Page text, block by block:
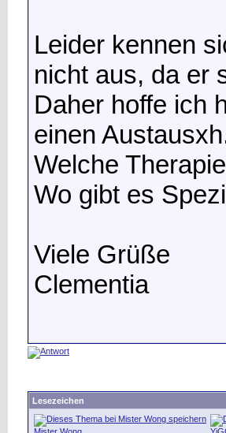
Leider kennen
nicht aus, da er
Daher hoffe ich
einen
Welche
Wo gibt es
Viele Grüße
Clementia
Lesezeichen